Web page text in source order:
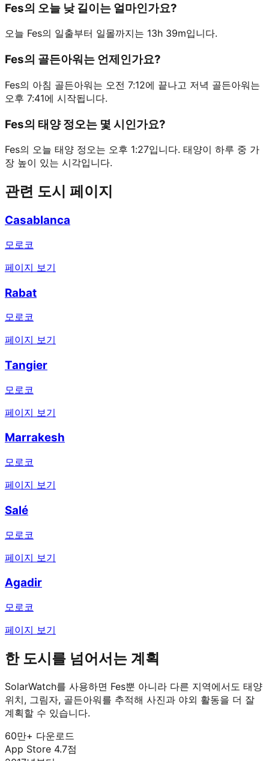
Fes의 오늘 낮 길이는 얼마인가요?
오늘 Fes의 일출부터 일몰까지는 13h 39m입니다.
Fes의 골든아워는 언제인가요?
Fes의 아침 골든아워는 오전 7:12에 끝나고 저녁 골든아워는
오후 7:41에 시작됩니다.
Fes의 태양 정오는 몇 시인가요?
Fes의 오늘 태양 정오는 오후 1:27입니다. 태양이 하루 중 가
장 높이 있는 시각입니다.
관련 도시 페이지
Casablanca
모로코
페이지 보기
Rabat
모로코
페이지 보기
Tangier
모로코
페이지 보기
Marrakesh
모로코
페이지 보기
Salé
모로코
페이지 보기
Agadir
모로코
페이지 보기
한 도시를 넘어서는 계획
SolarWatch를 사용하면 Fes뿐 아니라 다른 지역에서도 태양
위치, 그림자, 골든아워를 추적해 사진과 야외 활동을 더 잘
계획할 수 있습니다.
60만+ 다운로드
App Store 4.7점